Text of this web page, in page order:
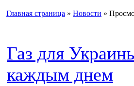
Главная страница » Новости »
Газ для
каждым днем